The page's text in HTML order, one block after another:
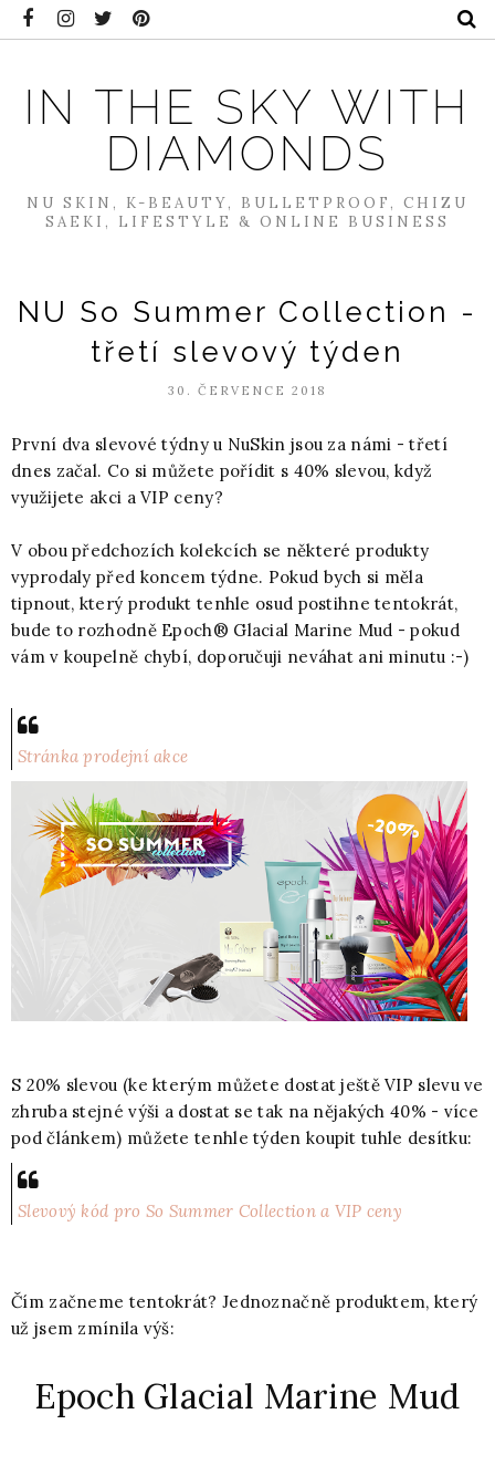
IN THE SKY WITH
DIAMONDS
NU SKIN, K-BEAUTY, BULLETPROOF, CHIZU
SAEKI, LIFESTYLE & ONLINE BUSINESS
NU So Summer Collection -
třetí slevový týden
30. ČERVENCE 2018
První dva slevové týdny u NuSkin jsou za námi - třetí
dnes začal. Co si můžete pořídit s 40% slevou, když
využijete akci a VIP ceny?
V obou předchozích kolekcích se některé produkty
vyprodaly před koncem týdne. Pokud bych si měla
tipnout, který produkt tenhle osud postihne tentokrát,
bude to rozhodně Epoch® Glacial Marine Mud - pokud
vám v koupelně chybí, doporučuji neváhat ani minutu :-)
Stránka prodejní akce
S 20% slevou (ke kterým můžete dostat ještě VIP slevu ve
zhruba stejné výši a dostat se tak na nějakých 40% - více
pod článkem) můžete tenhle týden koupit tuhle desítku:
Slevový kód pro So Summer Collection a VIP ceny
Čím začneme tentokrát? Jednoznačně produktem, který
už jsem zmínila výš:
Epoch Glacial Marine Mud